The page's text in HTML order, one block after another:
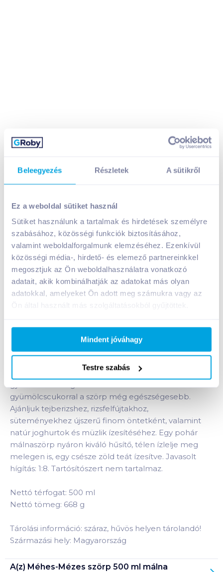
Beleegyezés Részletek A sütikről
Ez a weboldal sütiket használ
Sütiket használunk a tartalmak és hirdetések személyre
szabásához, közösségi funkciók biztosításához,
valamint weboldalforgalmunk elemzéséhez. Ezenkívül
közösségi média-, hirdető- és elemező partnereinkkel
megosztjuk az Ön weboldalhasználatra vonatkozó
adatait, akik kombinálhatják az adatokat más olyan
adatokkal, amelyeket Ön adott meg számukra vagy az
Mindent jóváhagy
Testre szabás
A termék jelenleg nem elérhető
Bevásárlólistához adom Értesíts, ha olcsóbb!
Termékleírás a(z)
Méhes-Mézes szörp 500 ml
málna gyümölcscukorraltermékhez:
nyomelemekben és flavonoidokban is gazdag. Ezért
ebből az értékes gyümölcsből, kíméletes eljárással
egészségünk megőrzéséhez. Még többet, hiszen a
gyümölcscukorral a szörp még egészségesebb.
Ajánljuk tejberizshez, rizsfelfújtakhoz,
süteményekhez újszerű finom öntetként, valamint
natúr joghurtok és müzlik ízesítéséhez. Egy pohár
málnaszörp nyáron kiváló hűsítő, télen ízlelje meg
melegen is, egy csésze zöld teát ízesítve. Javasolt
hígítás: 1:8. Tartósítószert nem tartalmaz.
Nettó térfogat: 500 ml
Nettó tömeg: 668 g
Tárolási információ: száraz, hűvös helyen tárolandó!
Származási hely: Magyarország
A(z) Méhes-Mézes szörp 500 ml málna